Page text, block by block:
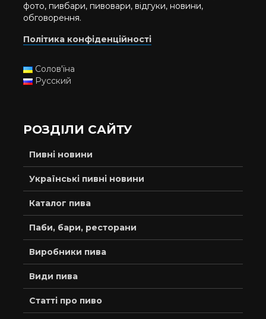
фото, пивбари, пивовари, відгуки, новини,
обговорення.
Політика конфіденційності
Солов'їна
Русский
РОЗДІЛИ САЙТУ
Пивні новини
Українські пивні новини
Каталог пива
Паби, бари, ресторани
Виробники пива
Види пива
Статті про пиво